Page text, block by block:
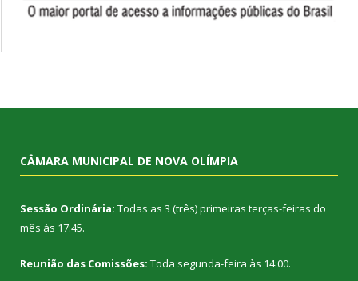
CÂMARA MUNICIPAL DE NOVA OLÍMPIA
Sessão Ordinária: Todas as 3 (três) primeiras terças-feiras do
mês às 17:45.
Reunião das Comissões: Toda segunda-feira às 14:00.